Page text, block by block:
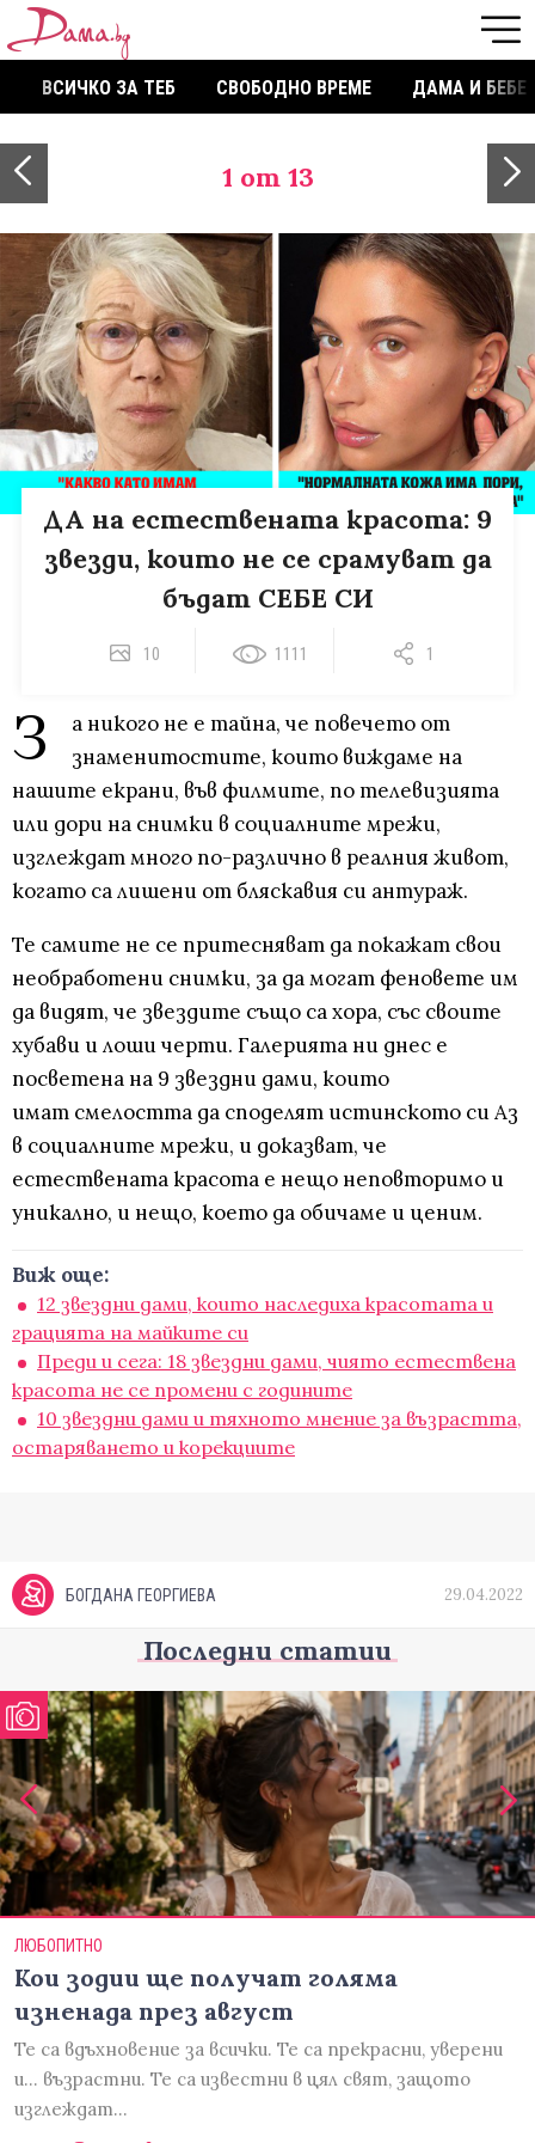
ВСИЧКО ЗА ТЕБ СВОБОДНО ВРЕМЕ ДАМА И БЕБЕ
1 от 13
ДА на естествената красота: 9
звезди, които не се срамуват да
бъдат СЕБЕ СИ
10 1111 1
З
а никого не е тайна, че повечето от
знаменитостите, които виждаме на
нашите екрани, във филмите, по телевизията
или дори на снимки в социалните мрежи,
изглеждат много по-различно в реалния живот,
когато са лишени от бляскавия си антураж.
Те самите не се притесняват да покажат свои
необработени снимки, за да могат феновете им
да видят, че звездите също са хора, със своите
хубави и лоши черти. Галерията ни днес е
посветена на 9 звездни дами, които
имат смелостта да споделят истинското си Аз
в социалните мрежи, и доказват, че
естествената красота е нещо неповторимо и
уникално, и нещо, което да обичаме и ценим.
Виж още:
12 звездни дами, които наследиха красотата и
грацията на майките си
Преди и сега: 18 звездни дами, чиято естествена
красота не се промени с годините
10 звездни дами и тяхното мнение за възрастта,
остаряването и корекциите
БОГДАНА ГЕОРГИЕВА 29.04.2022
Последни статии
ЛЮБОПИТНО
Кои зодии ще получат голяма
изненада през август
Те са вдъхновение за всички. Те са прекрасни, уверени
и... възрастни. Те са известни в цял свят, защото
изглеждат…